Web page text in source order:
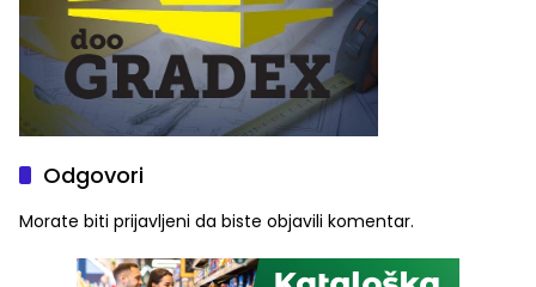
Odgovori
Morate biti prijavljeni da biste objavili komentar.